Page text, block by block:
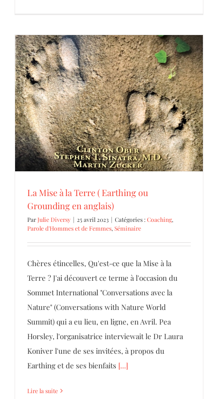
La Mise à la Terre ( Earthing ou Grounding
en anglais)
Coaching Parole d'Hommes et de Femmes Séminaire
La Mise à la Terre ( Earthing ou
Grounding en anglais)
ParJulie Diversy | 25 avril 2023 | Catégories :Coaching,
Parole d'Hommes et de Femmes, Séminaire
Chères étincelles, Qu'est-ce que la Mise à la
Terre ? J'ai découvert ce terme à l'occasion du
Sommet International "Conversations avec la
Nature" (Conversations with Nature World
Summit) qui a eu lieu, en ligne, en Avril. Pea
Horsley, l'organisatrice interviewait le Dr Laura
Koniver l'une de ses invitées, à propos du
Earthing et de ses bienfaits [...]
Lire la suite